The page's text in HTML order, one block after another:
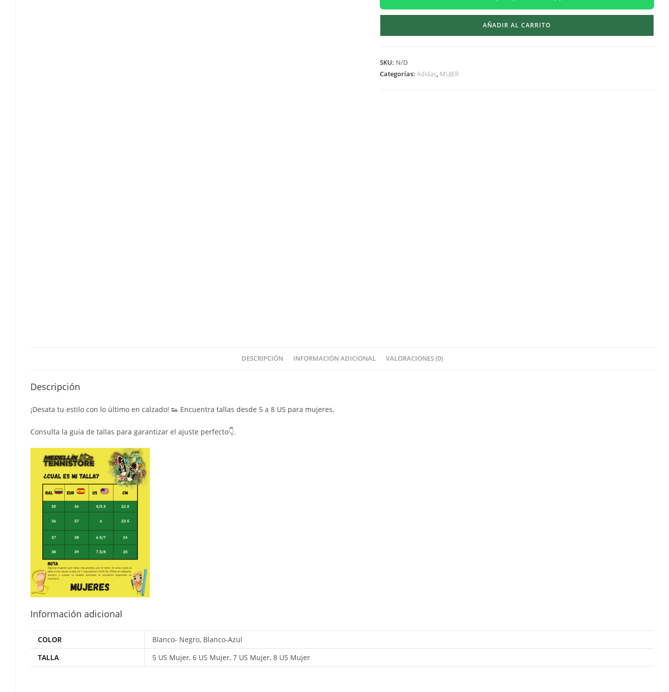
AÑADIR AL CARRITO
SKU: N/D
Categorías: Adidas, MUJER
DESCRIPCIÓN INFORMACIÓN ADICIONAL VALORACIONES (0)
Descripción
¡Desata tu estilo con lo último en calzado! 👟 Encuentra tallas desde 5 a 8 US para mujeres.
Consulta la guía de tallas para garantizar el ajuste perfecto👇.
Información adicional
COLOR
Blanco- Negro, Blanco-Azul
TALLA
5 US Mujer, 6 US Mujer, 7 US Mujer, 8 US Mujer